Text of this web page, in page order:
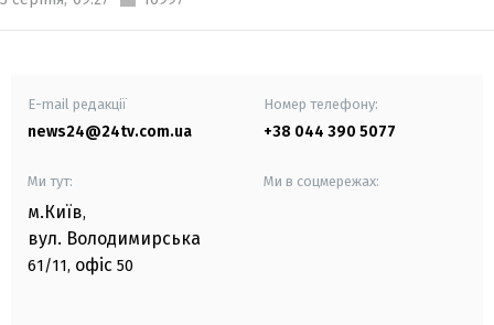
E-mail редакції
news24@24tv.com.ua
Номер телефону:
+38 044 390 5077
Ми тут:
м.Київ,
вул. Володимирська
61/11, офіс 50
Ми в соцмережах: